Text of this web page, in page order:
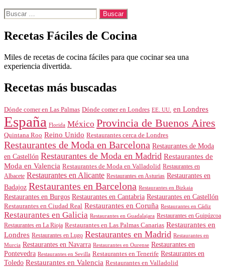
Buscar:
Recetas Fáciles de Cocina
Miles de recetas de cocina fáciles para que cocinar sea una
experiencia divertida.
Recetas más buscadas
Dónde comer en Las Palmas Dónde comer en Londres EE. UU. en Londres
España Florida México Provincia de Buenos Aires
Quintana Roo Reino Unido Restaurantes cerca de Londres
Restaurantes de Moda en Barcelona Restaurantes de Moda
en Castellón Restaurantes de Moda en Madrid Restaurantes de
Moda en Valencia Restaurantes de Moda en Valladolid Restaurantes en
Albacete Restaurantes en Alicante Restaurantes en Asturias Restaurantes en
Badajoz Restaurantes en Barcelona Restaurantes en Bizkaia
Restaurantes en Burgos Restaurantes en Cantabria Restaurantes en Castellón
Restaurantes en Ciudad Real Restaurantes en Coruña Restaurantes en Cádiz
Restaurantes en Galicia Restaurantes en Guadalajara Restaurantes en Guipúzcoa
Restaurantes en La Rioja Restaurantes en Las Palmas Canarias Restaurantes en
Londres Restaurantes en Lugo Restaurantes en Madrid Restaurantes en
Murcia Restaurantes en Navarra Restaurantes en Ourense Restaurantes en
Pontevedra Restaurantes en Sevilla Restaurantes en Tenerife Restaurantes en
Toledo Restaurantes en Valencia Restaurantes en Valladolid